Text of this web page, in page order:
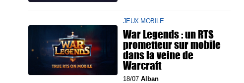
JEUX MOBILE
War Legends : un RTS
prometteur sur mobile
dans la veine de
Warcraft
18/07 Alban